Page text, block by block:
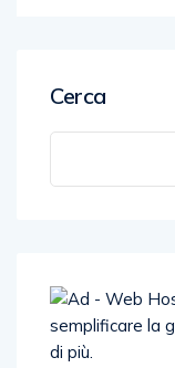
Cerca